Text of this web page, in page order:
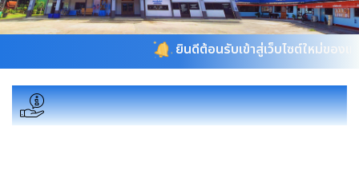
ยินดีต้อนรับเข้าสู่เว็บไซต์ใหม่ของเทศบ